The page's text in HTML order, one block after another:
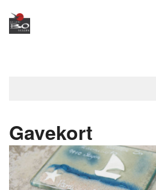
BRONZEKUNST
SMYKKER
Gavekort